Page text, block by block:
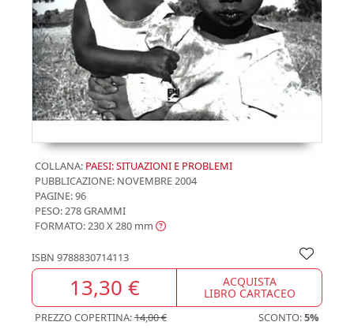
COLLANA: PAESI: SITUAZIONI E PROBLEMI
PUBBLICAZIONE: NOVEMBRE 2004
PAGINE: 96
PESO: 278 GRAMMI
FORMATO: 230 X 280 mm
ISBN 9788830714113
13,30 € ACQUISTA
LIBRO CARTACEO
PREZZO COPERTINA:14,00 € SCONTO:5%